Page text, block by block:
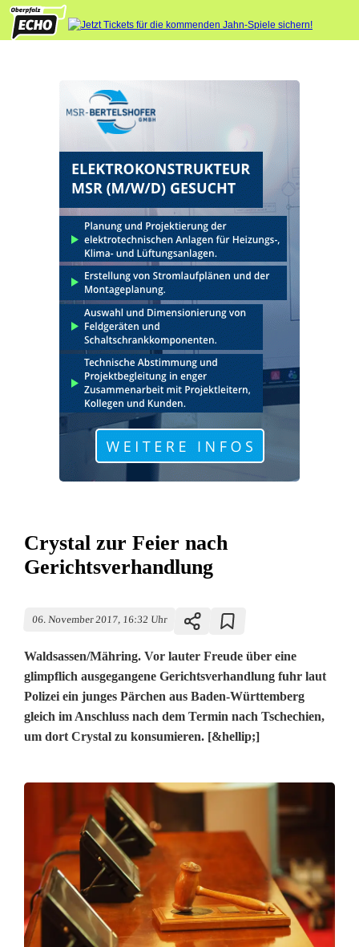
Crystal zur Feier nach
Gerichtsverhandlung
06. November 2017, 16:32 Uhr
Waldsassen/Mähring. Vor lauter Freude über eine
glimpflich ausgegangene Gerichtsverhandlung fuhr laut
Polizei ein junges Pärchen aus Baden-Württemberg
gleich im Anschluss nach dem Termin nach Tschechien,
um dort Crystal zu konsumieren. [&hellip;]